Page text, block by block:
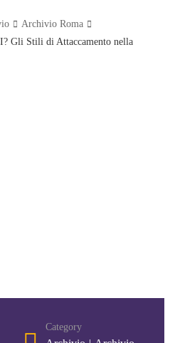
Archivio Roma
Gli Stili di Attaccamento nella
Category